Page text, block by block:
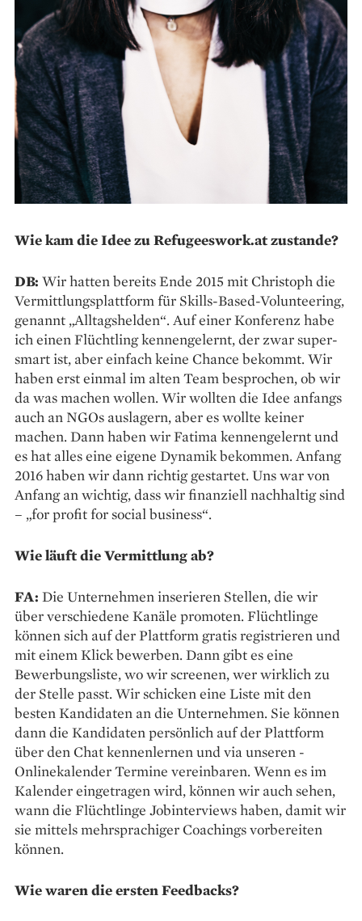
Wie kam die Idee zu Refugeeswork.at zustande?
DB: Wir hatten bereits Ende 2015 mit Christoph die
Vermittlungsplattform für Skills-Based-Volunteering,
genannt „Alltagshelden“. Auf einer Konferenz habe
ich einen Flüchtling kennengelernt, der zwar super­
smart ist, aber einfach keine Chance bekommt. Wir
haben erst einmal im ­alten Team besprochen, ob wir
da was machen wollen. Wir wollten die Idee anfangs
auch an NGOs auslagern, aber es wollte keiner
machen. Dann haben wir Fatima kennengelernt und
es hat alles eine eigene Dynamik bekommen. Anfang
2016 haben wir dann ­richtig gestartet. Uns war von
Anfang an wichtig, dass wir finanziell nachhaltig sind
– „for profit for social business“.
Wie läuft die Vermittlung ab?
FA: Die Unternehmen inserieren Stellen, die wir
über verschiedene Kanäle promoten. Flüchtlinge
können sich auf der Plattform gratis registrieren und
mit einem Klick bewerben. Dann gibt es eine
Bewerbungsliste, wo wir screenen, wer wirklich zu
der Stelle passt. Wir schicken eine Liste mit den
besten Kandidaten an die Unternehmen. Sie können
dann die Kandidaten persönlich auf der Plattform
über den Chat kennenlernen und via unseren ­
Onlinekalender ­Termine vereinbaren. Wenn es im
Kalender eingetragen wird, können wir auch sehen,
wann die Flüchtlinge Jobinterviews haben, damit wir
sie mittels mehrsprachiger Coachings vorbereiten
können.
Wie waren die ersten Feedbacks?